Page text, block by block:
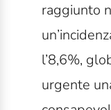
raggiunto
l’8,6%,
urgente